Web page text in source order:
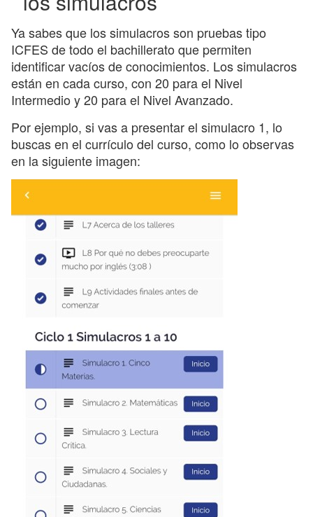
Ya sabes que los simulacros son pruebas tipo
ICFES de todo el bachillerato que permiten
identificar vacíos de conocimientos. Los simulacros
están en cada curso, con 20 para el Nivel
Intermedio y 20 para el Nivel Avanzado.
Por ejemplo, si vas a presentar el simulacro 1, lo
buscas en el currículo del curso, como lo observas
en la siguiente imagen: